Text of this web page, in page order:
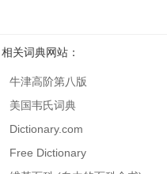
相关词典网站：
牛津高阶第八版
美国韦氏词典
Dictionary.com
Free Dictionary